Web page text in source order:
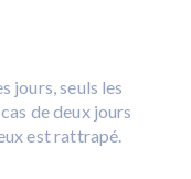
jours, seuls les
de deux jours
est rattrapé.